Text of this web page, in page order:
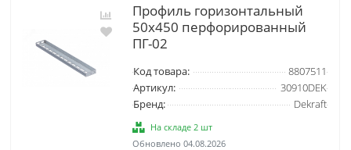
Профиль горизонтальный
50х450 перфорированный
ПГ-02
Код товара:
8807511
Артикул:
30910DEK
Бренд:
Dekraft
На складе 2 шт
Обновлено 04.08.2026